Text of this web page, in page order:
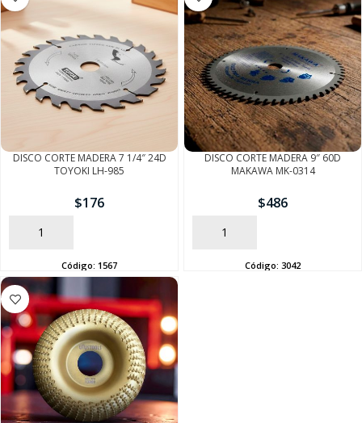
DISCO CORTE MADERA 7 1/4″ 24D
TOYOKI LH-985
$176
AÑADIR
Código: 1567
DISCO CORTE MADERA 9″ 60D
MAKAWA MK-0314
$486
AÑADIR
Código: 3042
SEGUÍ COMPRANDO
FINALIZÁ TU COMPRA